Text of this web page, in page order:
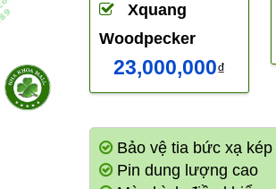
Xquang
Woodpecker
23,000,000₫
Bảo vệ tia bức xạ kép
Pin dung lượng cao